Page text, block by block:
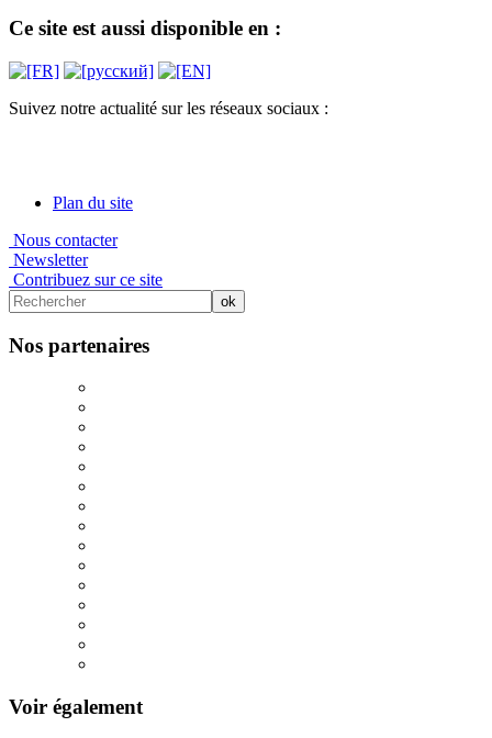
Ce site est aussi disponible en :
Suivez notre actualité sur les réseaux sociaux :
Plan du site
Nous contacter
Newsletter
Contribuez sur ce site
Nos partenaires
Voir également